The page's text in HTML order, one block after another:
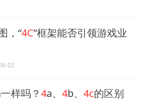
，“4C”框架能否引领游戏业
02
样吗？4a、 4b、 4c的区别